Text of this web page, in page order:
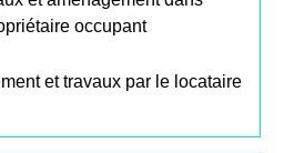
occupant
et travaux par le locataire